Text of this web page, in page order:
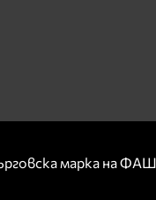
марка на